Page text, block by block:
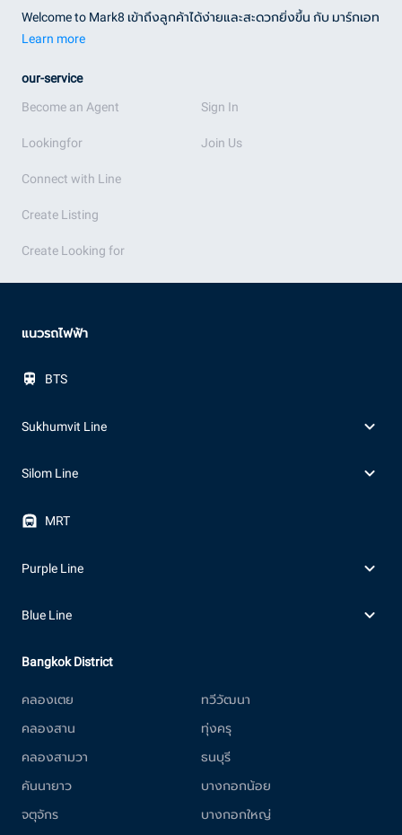
Welcome to Mark8 เข้าถึงลูกค้าได้ง่ายและสะดวกยิ่งขึ้น กับ มาร์กเอท
Learn more
our-service
Become an Agent
Lookingfor
Connect with Line
Create Listing
Create Looking for
Sign In
Join Us
แนวรถไฟฟ้า
BTS
Sukhumvit Line
Silom Line
MRT
Purple Line
Blue Line
Bangkok District
คลองเตย
คลองสาน
คลองสามวา
คันนายาว
จตุจักร
ทวีวัฒนา
ทุ่งครุ
ธนบุรี
บางกอกน้อย
บางกอกใหญ่